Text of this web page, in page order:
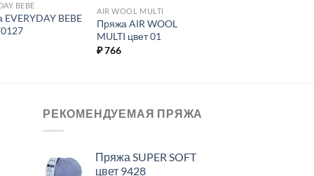
BEBE
BEBE
AIR WOOL MULTI
Пряжа AIR WOOL
MULTI цвет 01
₽766
РЕКОМЕНДУЕМАЯ ПРЯЖА
Пряжа SUPER SOFT
цвет 9428